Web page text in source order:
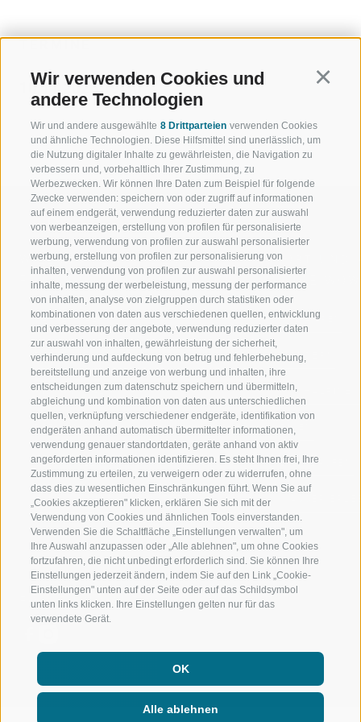
Wir verwenden Cookies und
andere Technologien
Wir und andere ausgewählte 8 Drittparteien verwenden Cookies
und ähnliche Technologien. Diese Hilfsmittel sind unerlässlich, um
die Nutzung digitaler Inhalte zu gewährleisten, die Navigation zu
verbessern und, vorbehaltlich Ihrer Zustimmung, zu
Werbezwecken. Wir können Ihre Daten zum Beispiel für folgende
Zwecke verwenden: speichern von oder zugriff auf informationen
auf einem endgerät, verwendung reduzierter daten zur auswahl
von werbeanzeigen, erstellung von profilen für personalisierte
werbung, verwendung von profilen zur auswahl personalisierter
werbung, erstellung von profilen zur personalisierung von
inhalten, verwendung von profilen zur auswahl personalisierter
inhalte, messung der werbeleistung, messung der performance
von inhalten, analyse von zielgruppen durch statistiken oder
kombinationen von daten aus verschiedenen quellen, entwicklung
und verbesserung der angebote, verwendung reduzierter daten
zur auswahl von inhalten, gewährleistung der sicherheit,
verhinderung und aufdeckung von betrug und fehlerbehebung,
bereitstellung und anzeige von werbung und inhalten, ihre
entscheidungen zum datenschutz speichern und übermitteln,
abgleichung und kombination von daten aus unterschiedlichen
quellen, verknüpfung verschiedener endgeräte, identifikation von
endgeräten anhand automatisch übermittelter informationen,
verwendung genauer standortdaten, geräte anhand von aktiv
angeforderten informationen identifizieren. Es steht Ihnen frei, Ihre
Zustimmung zu erteilen, zu verweigern oder zu widerrufen, ohne
dass dies zu wesentlichen Einschränkungen führt. Wenn Sie auf
„Cookies akzeptieren" klicken, erklären Sie sich mit der
Verwendung von Cookies und ähnlichen Tools einverstanden.
Verwenden Sie die Schaltfläche „Einstellungen verwalten", um
Ihre Auswahl anzupassen oder „Alle ablehnen", um ohne Cookies
fortzufahren, die nicht unbedingt erforderlich sind. Sie können Ihre
Einstellungen jederzeit ändern, indem Sie auf den Link „Cookie-
Einstellungen" unten auf der Seite oder auf das Schildsymbol
unten links klicken. Ihre Einstellungen gelten nur für das
verwendete Gerät.
OK
Alle ablehnen
10.11.2026 19:30
WILLKOMMEN IN DER
FERIENREGION RATSCHINGS
JAUFENTAL
RATSCHINGS
RIDNAUNTAL
BERGBAHNEN
SKISCHULE RATSCHINGS
LUISL'S SKISCHULE IN RATSCHINGS
SPORT UND
MENGE
SKIFAHREN
WANDERN
HOCHALPINE
BIKEN
LANGLAUFEN
FOLGE UNS AUF SOCIAL MEDIA